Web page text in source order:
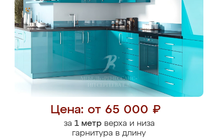
Цена: от 65 000 ₽
за 1 метрверха и низа
гарнитура в длину